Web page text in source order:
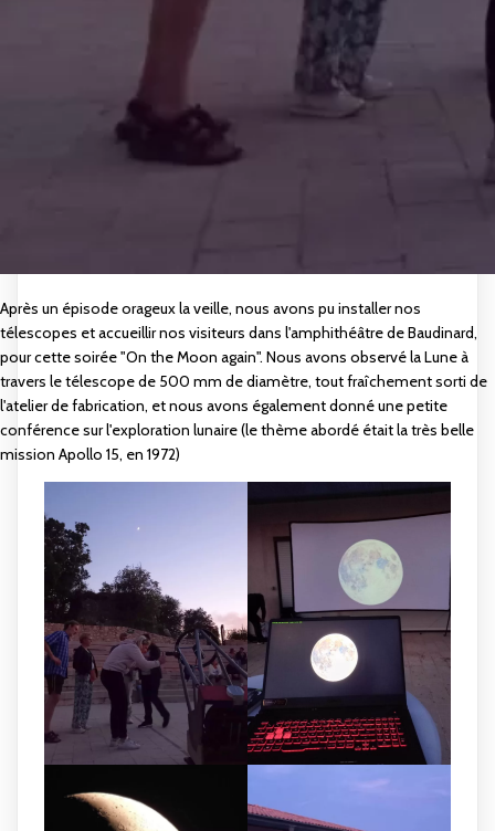
Après un épisode orageux la veille, nous avons pu installer nos
télescopes et accueillir nos visiteurs dans l'amphithéâtre de Baudinard,
pour cette soirée "On the Moon again". Nous avons observé la Lune à
travers le télescope de 500 mm de diamètre, tout fraîchement sorti de
l'atelier de fabrication, et nous avons également donné une petite
conférence sur l'exploration lunaire (le thème abordé était la très belle
mission Apollo 15, en 1972)